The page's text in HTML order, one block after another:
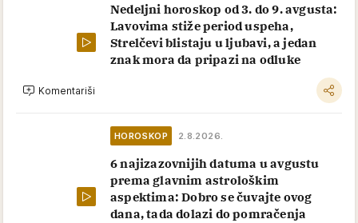
Nedeljni horoskop od 3. do 9. avgusta:
Lavovima stiže period uspeha,
Strelčevi blistaju u ljubavi, a jedan
znak mora da pripazi na odluke
Komentariši
HOROSKOP 2.8.2026.
6 najizazovnijih datuma u avgustu
prema glavnim astrološkim
aspektima: Dobro se čuvajte ovog
dana, tada dolazi do pomračenja